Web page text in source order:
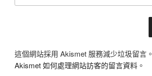
這個網站採用 Akismet 服務減少垃圾留言。
Akismet 如何處理網站訪客的留言資料 。